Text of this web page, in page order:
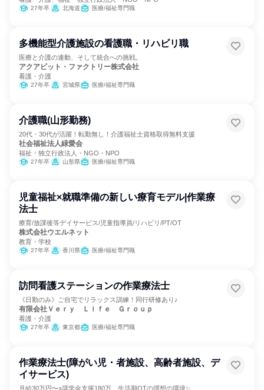
27年卒 北海道 医療/福祉専門職
多機能型介護施設の看護職・リハビリ職
医療と介護の連動、そして統合への挑戦。
アクアビット・ファクトリー株式会社
看護・介護
27年卒 宮城県 医療/福祉専門職
介護職(山形勤務)
20代・30代が活躍！転勤無し！介護福祉士資格取得無料支援
社会福祉法人緑愛会
福祉・独立行政法人・NGO・NPO
27年卒 山形県 医療/福祉専門職
児童福祉×就職準備の新しい療育モデル|作業療
法士
療育/放課後等デイサービス/児童指導員/リハビリ/PT/OT
株式会社ウエルネット
教育・学校
27年卒 香川県 医療/福祉専門職
訪問看護ステーションの作業療法士
《日勤のみ》ご自宅でリラックス訓練！同行研修あり♪
有限会社Ｖｅｒｙ Ｌｉｆｅ Ｇｒｏｕｐ
看護・介護
27年卒 東京都 医療/福祉専門職
作業療法士(障がい児・者施設、高齢者施設、デ
イサービス)
月給30万円〜×奨学金支援180万。生活期OTの理想の環境✨